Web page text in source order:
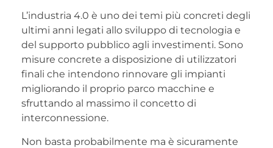
L’industria 4.0 è uno dei temi più concreti degli
ultimi anni legati allo sviluppo di tecnologia e
del supporto pubblico agli investimenti. Sono
misure concrete a disposizione di utilizzatori
finali che intendono rinnovare gli impianti
migliorando il proprio parco macchine e
sfruttando al massimo il concetto di
interconnessione.
Non basta probabilmente ma è sicuramente